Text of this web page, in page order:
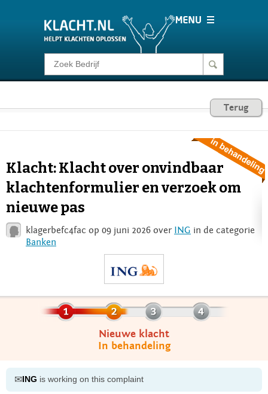
Klacht melden
Consumentenrecht
Voor Bedrijven
Login
Terug
Klacht: Klacht over onvindbaar
klachtenformulier en verzoek om
nieuwe pas
klagerbefc4fac op 09 juni 2026 over ING in de categorie
Banken
Nieuwe klacht
In behandeling
✉ING is working on this complaint